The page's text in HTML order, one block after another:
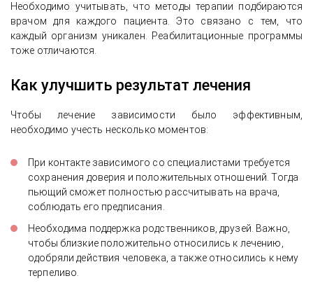
Необходимо учитывать, что методы терапии подбираются
врачом для каждого пациента. Это связано с тем, что
каждый организм уникален. Реабилитационные программы
тоже отличаются.
Как улучшить результат лечения
Чтобы лечение зависимости было эффективным,
необходимо учесть несколько моментов:
При контакте зависимого со специалистами требуется
сохранения доверия и положительных отношений. Тогда
пьющий сможет полностью рассчитывать на врача,
соблюдать его предписания.
Необходима поддержка родственников, друзей. Важно,
чтобы близкие положительно относились к лечению,
одобряли действия человека, а также относились к нему
терпеливо.